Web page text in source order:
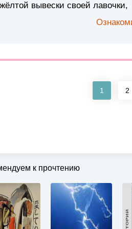
жёлтой вывески своей лавочки,
1 2
к прочтению